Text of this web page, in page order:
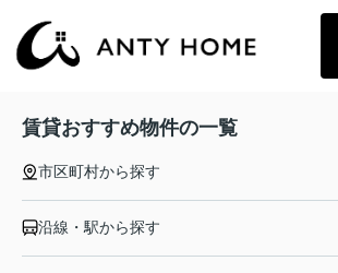
賃貸おすすめ物件の一覧
市区町村から探す
沿線・駅から探す